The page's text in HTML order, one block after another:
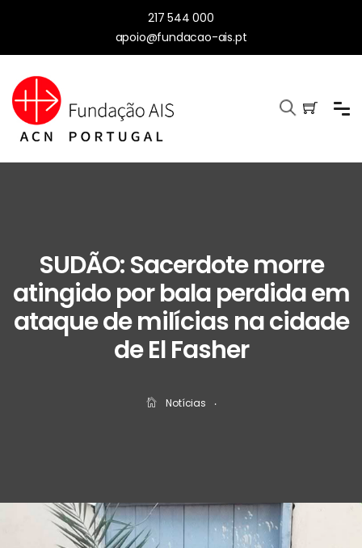
217 544 000
apoio@fundacao-ais.pt
SUDÃO: Sacerdote morre
atingido por bala perdida em
ataque de milícias na cidade
de El Fasher
Notícias ‧